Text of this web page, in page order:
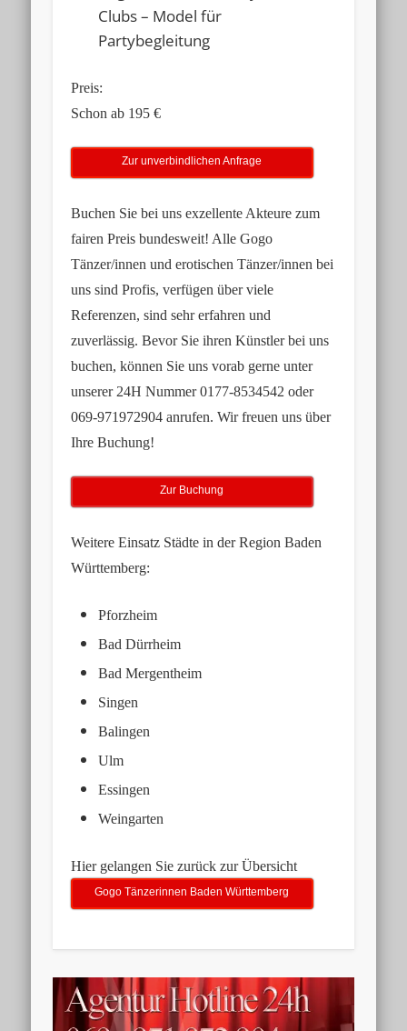
Clubs – Model für
Partybegleitung
Preis:
Schon ab 195 €
Zur unverbindlichen Anfrage
Buchen Sie bei uns exzellente Akteure zum
fairen Preis bundesweit! Alle Gogo
Tänzer/innen und erotischen Tänzer/innen bei
uns sind Profis, verfügen über viele
Referenzen, sind sehr erfahren und
zuverlässig. Bevor Sie ihren Künstler bei uns
buchen, können Sie uns vorab gerne unter
unserer 24H Nummer 0177-8534542 oder
069-971972904 anrufen. Wir freuen uns über
Ihre Buchung!
Zur Buchung
Weitere Einsatz Städte in der Region Baden
Württemberg:
Pforzheim
Bad Dürrheim
Bad Mergentheim
Singen
Balingen
Ulm
Essingen
Weingarten
Hier gelangen Sie zurück zur Übersicht
Gogo Tänzerinnen Baden Württemberg